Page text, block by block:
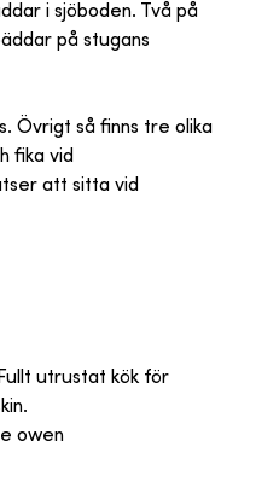
i sjöboden. Två på
på stugans
Övrigt så finns tre olika
fika vid
att sitta vid
utrustat kök för
owen